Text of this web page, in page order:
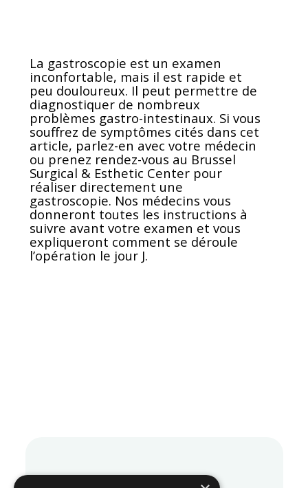
La gastroscopie est un examen
inconfortable, mais il est rapide et
peu douloureux. Il peut permettre de
diagnostiquer de nombreux
problèmes gastro-intestinaux. Si vous
souffrez de symptômes cités dans cet
article, parlez-en avec votre médecin
ou prenez rendez-vous au Brussel
Surgical & Esthetic Center pour
réaliser directement une
gastroscopie. Nos médecins vous
donneront toutes les instructions à
suivre avant votre examen et vous
expliqueront comment se déroule
l’opération le jour J.